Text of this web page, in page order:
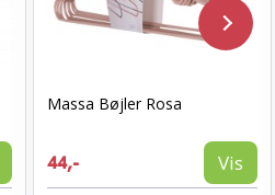
Massa Bøjler Rosa
44,- Vis